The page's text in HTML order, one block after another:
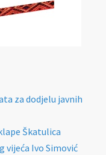
za dodjelu javnih
Škatulica
vijeća Ivo Simović